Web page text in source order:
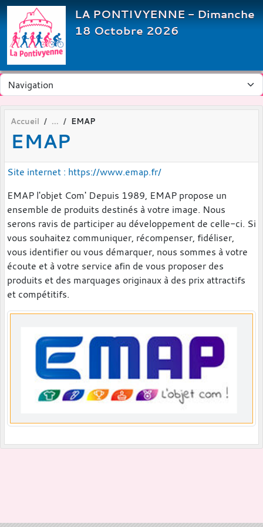
LA PONTIVYENNE - Dimanche
18 Octobre 2026
Accueil EMAP
EMAP
Site internet : https://www.emap.fr/
EMAP l'objet Com' Depuis 1989, EMAP propose un
ensemble de produits destinés à votre image. Nous
serons ravis de participer au développement de celle-ci. Si
vous souhaitez communiquer, récompenser, fidéliser,
vous identifier ou vous démarquer, nous sommes à votre
écoute et à votre service afin de vous proposer des
produits et des marquages originaux à des prix attractifs
et compétitifs.
Panneau de gestion des cookies